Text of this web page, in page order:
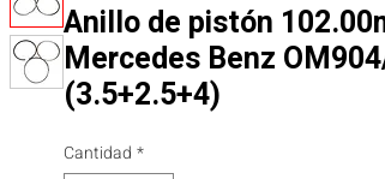
Anillo de pistón
Mercedes Benz
(3.5+2.5+4)
Cantidad *